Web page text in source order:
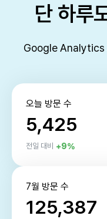
단 하루
Google Analytics
오늘 방문 수
5,425
전일 대비 +9%
7월 방문 수
125,387